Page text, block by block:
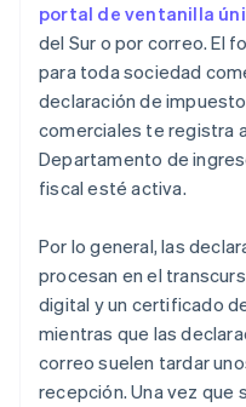
portal de ventanilla
del Sur o por correo. El
para toda sociedad
declaración de
comerciales te registra
Departamento de
fiscal esté activa.
Por lo general, las
procesan en el
digital y un certificado
mientras que las
correo suelen tardar
recepción. Una vez que